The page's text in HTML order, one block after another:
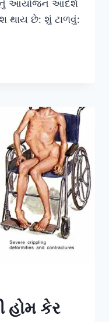
આયોજન આદર્શ
થાય છે: શું ટાળવું:
હોમ કેર